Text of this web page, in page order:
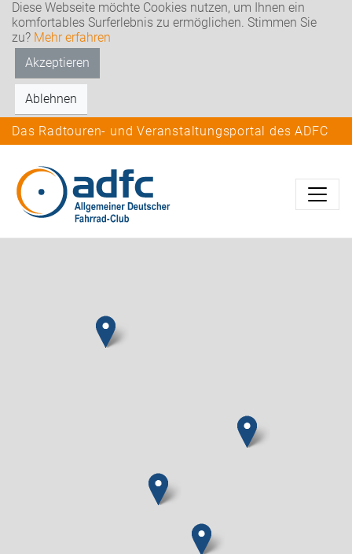
Diese Webseite möchte Cookies nutzen, um Ihnen ein
komfortables Surferlebnis zu ermöglichen. Stimmen Sie
zu? Mehr erfahren
Akzeptieren
Ablehnen
Das Radtouren- und Veranstaltungsportal des ADFC